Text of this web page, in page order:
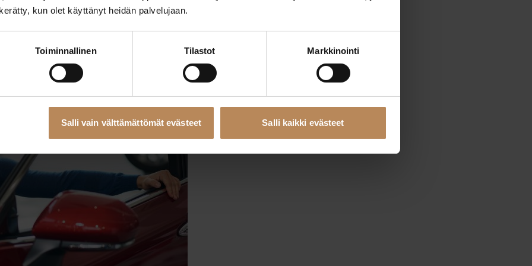
kun olet käyttänyt heidän palvelujaan.
Toiminnallinen Tilastot Markkinointi
Salli vain välttämättömät evästeet Salli kaikki evästeet